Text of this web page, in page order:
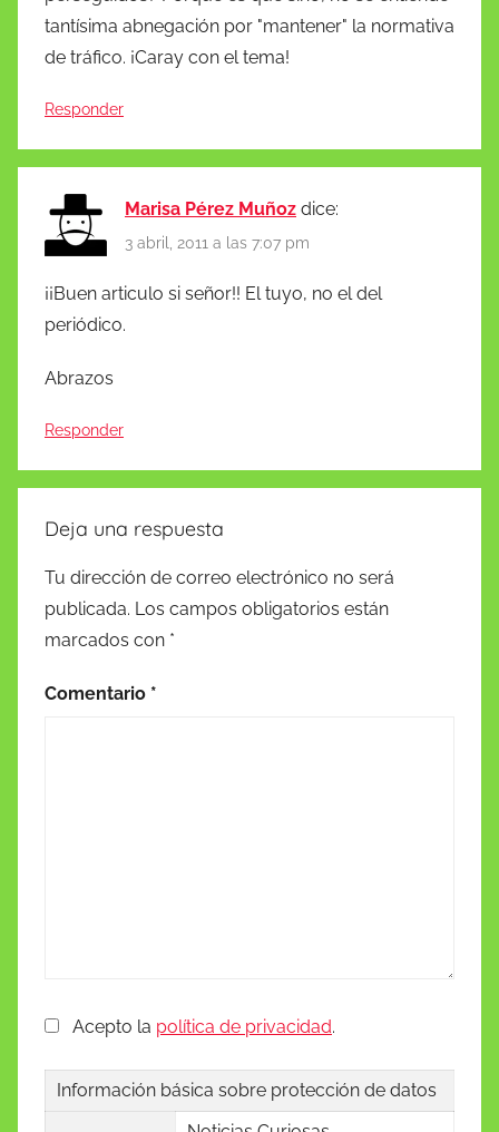
tantísima abnegación por "mantener" la normativa
de tráfico. ¡Caray con el tema!
Responder
Marisa Pérez Muñoz dice:
3 abril, 2011 a las 7:07 pm
¡¡Buen articulo si señor!! El tuyo, no el del
periódico.
Abrazos
Responder
Deja una respuesta
Tu dirección de correo electrónico no será
publicada. Los campos obligatorios están
marcados con *
Comentario *
Acepto la política de privacidad.
Información básica sobre protección de datos